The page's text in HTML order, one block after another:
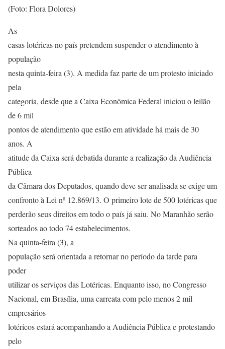
(Foto: Flora Dolores)
As
casas lotéricas no país pretendem suspender o atendimento à
população
nesta quinta-feira (3). A medida faz parte de um protesto iniciado
pela
categoria, desde que a Caixa Econômica Federal iniciou o leilão
de 6 mil
pontos de atendimento que estão em atividade há mais de 30
anos. A
atitude da Caixa será debatida durante a realização da Audiência
Pública
da Câmara dos Deputados, quando deve ser analisada se exige um
confronto à Lei nº 12.869/13. O primeiro lote de 500 lotéricas que
perderão seus direitos em todo o país já saiu. No Maranhão serão
sorteados ao todo 74 estabelecimentos.
Na quinta-feira (3), a
população será orientada a retornar no período da tarde para
poder
utilizar os serviços das Lotéricas. Enquanto isso, no Congresso
Nacional, em Brasília, uma carreata com pelo menos 2 mil
empresários
lotéricos estará acompanhando a Audiência Pública e protestando
pelo